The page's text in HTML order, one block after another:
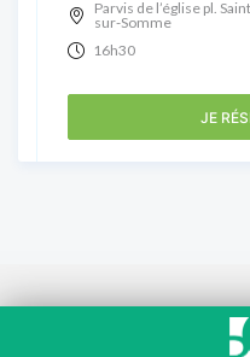
Parvis de l’église pl.
sur-Somme
16h30
JE